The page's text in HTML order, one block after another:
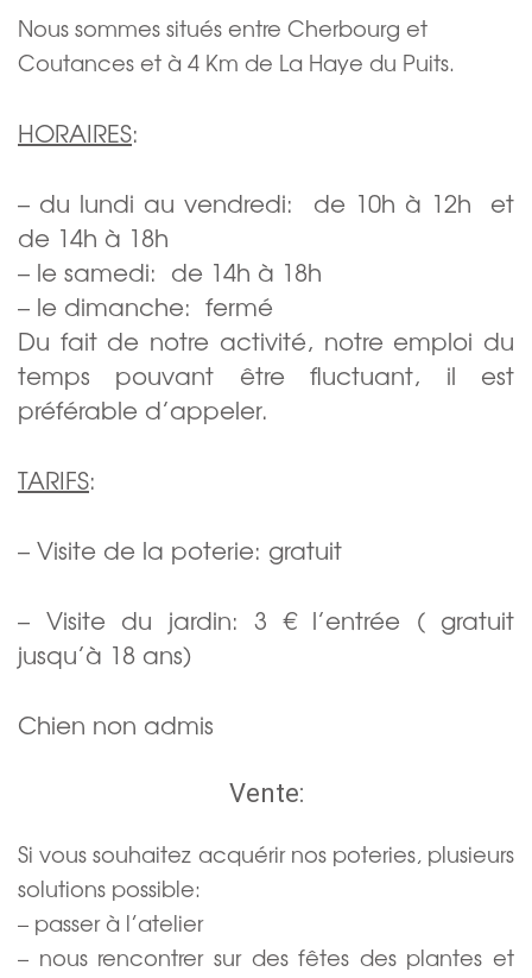
Nous sommes situés entre Cherbourg et
Coutances et à 4 Km de La Haye du Puits.
HORAIRES:
– du lundi au vendredi: de 10h à 12h et
de 14h à 18h
– le samedi: de 14h à 18h
– le dimanche: fermé
Du fait de notre activité, notre emploi du
temps pouvant être fluctuant, il est
préférable d’appeler.
TARIFS:
– Visite de la poterie: gratuit
– Visite du jardin: 3 € l’entrée ( gratuit
jusqu’à 18 ans)
Chien non admis
Vente:
Si vous souhaitez acquérir nos poteries, plusieurs
solutions possible:
– passer à l’atelier
– nous rencontrer sur des fêtes des plantes et